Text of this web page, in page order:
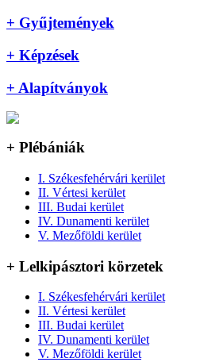
+ Gyűjtemények
+ Képzések
+ Alapítványok
+ Plébániák
I. Székesfehérvári kerület
II. Vértesi kerület
III. Budai kerület
IV. Dunamenti kerület
V. Mezőföldi kerület
+ Lelkipásztori körzetek
I. Székesfehérvári kerület
II. Vértesi kerület
III. Budai kerület
IV. Dunamenti kerület
V. Mezőföldi kerület